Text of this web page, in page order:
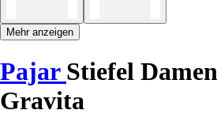
Mehr anzeigen
Pajar Stiefel
Gravita